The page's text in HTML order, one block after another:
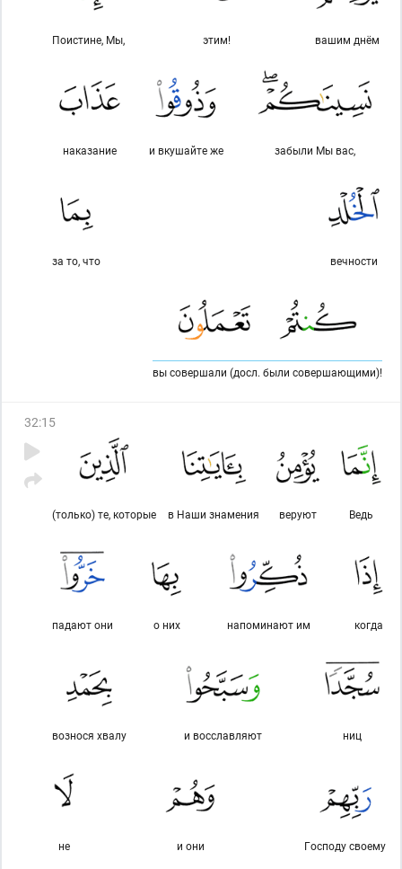
вашим днём
этим!
Поистине, Мы,
забыли Мы вас,
и вкушайте же
наказание
вечности
за то, что
вы совершали (досл. были совершающими)!
32:15
Ведь
веруют
в Наши знамения
(только) те, которые
когда
напоминают им
о них
падают они
ниц
и восславляют
вознося хвалу
Господу своему
и они
не